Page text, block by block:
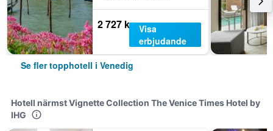
2 727 kr Visa
erbjudande
Se fler topphotell i Venedig
Hotell närmst Vignette Collection The Venice Times Hotel by
IHG